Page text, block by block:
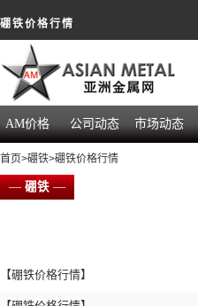
硼铁价格行情
AM价格 公司动态 市场动态
首页>硼铁>硼铁价格行情
—硼铁—
【硼铁价格行情】